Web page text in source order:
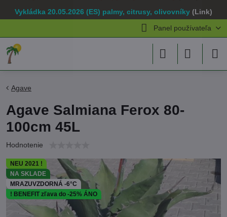
Vykládka 20.05.2026 (ES) palmy, citrusy, olivovníky (Link)
Panel používateľa
NEU 2021 !
NA SKLADE
MRAZUVZDORNÁ -6°C
! BENEFIT zľava do -25% ÁNO
Agave
Agave Salmiana Ferox 80-
100cm 45L
Hodnotenie